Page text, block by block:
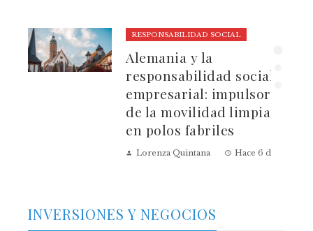
RESPONSABILIDAD SOCIAL
Alemania y la
responsabilidad social
empresarial: impulsores
de la movilidad limpia
en polos fabriles
Lorenza Quintana Hace 6 días
INVERSIONES Y NEGOCIOS